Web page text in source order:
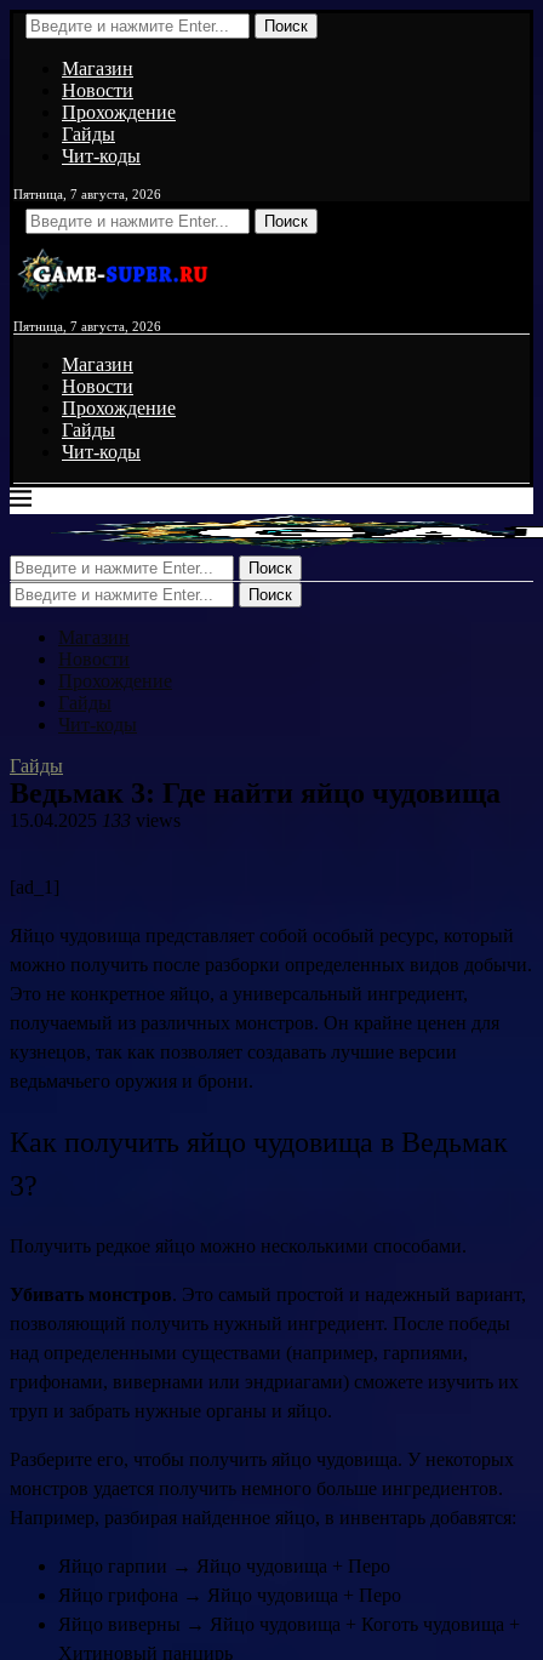
Поиск
Магазин
Новости
Прохождение
Гайды
Чит-коды
Пятница, 7 августа, 2026
Поиск
Пятница, 7 августа, 2026
Магазин
Новости
Прохождение
Гайды
Чит-коды
Поиск
Поиск
Магазин
Новости
Прохождение
Гайды
Чит-коды
Гайды
Ведьмак 3: Где найти яйцо чудовища
15.04.2025 133 views
[ad_1]
Яйцо чудовища представляет собой особый ресурс, который
можно получить после разборки определенных видов добычи.
Это не конкретное яйцо, а универсальный ингредиент,
получаемый из различных монстров. Он крайне ценен для
кузнецов, так как позволяет создавать лучшие версии
ведьмачьего оружия и брони.
Как получить яйцо чудовища в Ведьмак
3?
Получить редкое яйцо можно несколькими способами.
Убивать монстров. Это самый простой и надежный вариант,
позволяющий получить нужный ингредиент. После победы
над определенными существами (например, гарпиями,
грифонами, вивернами или эндриагами) сможете изучить их
труп и забрать нужные органы и яйцо.
Разберите его, чтобы получить яйцо чудовища. У некоторых
монстров удается получить немного больше ингредиентов.
Например, разбирая найденное яйцо, в инвентарь добавятся:
Яйцо гарпии → Яйцо чудовища + Перо
Яйцо грифона → Яйцо чудовища + Перо
Яйцо виверны → Яйцо чудовища + Коготь чудовища +
Хитиновый панцирь